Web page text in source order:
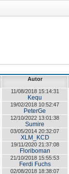
Autor
11/08/2018 15:14:31
Kequ
19/02/2018 10:52:47
PeterGe
12/10/2022 13:01:38
Sumire
03/05/2014 20:32:07
XLM_KCD
19/11/2020 21:37:08
Floriboman
21/10/2018 15:55:53
Ferdi Fuchs
02/08/2018 18:38:07